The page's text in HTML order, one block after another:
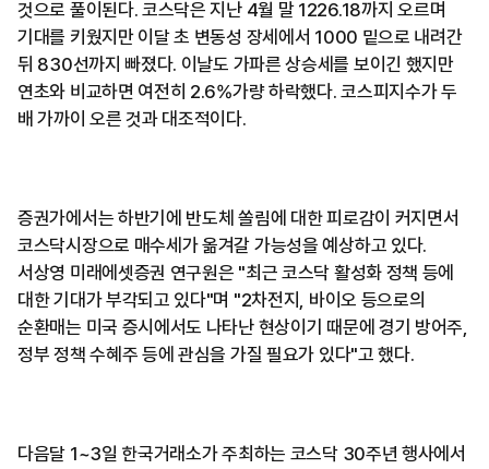
것으로 풀이된다. 코스닥은 지난 4월 말 1226.18까지 오르며
기대를 키웠지만 이달 초 변동성 장세에서 1000 밑으로 내려간
뒤 830선까지 빠졌다. 이날도 가파른 상승세를 보이긴 했지만
연초와 비교하면 여전히 2.6%가량 하락했다. 코스피지수가 두
배 가까이 오른 것과 대조적이다.
증권가에서는 하반기에 반도체 쏠림에 대한 피로감이 커지면서
코스닥시장으로 매수세가 옮겨갈 가능성을 예상하고 있다.
서상영 미래에셋증권 연구원은 "최근 코스닥 활성화 정책 등에
대한 기대가 부각되고 있다"며 "2차전지, 바이오 등으로의
순환매는 미국 증시에서도 나타난 현상이기 때문에 경기 방어주,
정부 정책 수혜주 등에 관심을 가질 필요가 있다"고 했다.
다음달 1~3일 한국거래소가 주최하는 코스닥 30주년 행사에서